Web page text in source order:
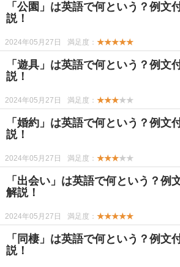
「公園」は英語で何という？例文
説！
2024年05月27日 満足度： ★★★★★
「遊具」は英語で何という？例文
説！
2024年05月27日 満足度： ★★★★★
「婚約」は英語で何という？例文
説！
2024年05月27日 満足度： ★★★★★
「出会い」は英語で何という？例
解説！
2024年05月27日 満足度： ★★★★★
「同棲」は英語で何という？例文
説！